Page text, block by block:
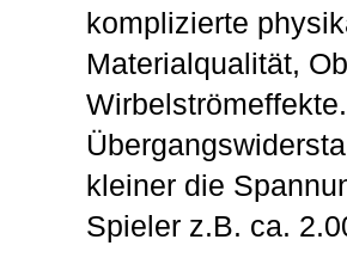
komplizierte
Materialqualität,
kleiner die
Spieler z.B. ca.